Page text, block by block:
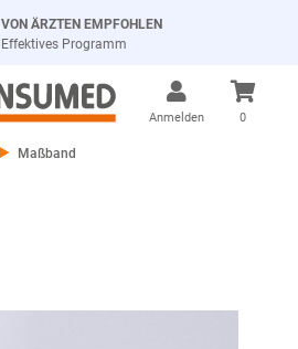
Anmelden 0
VON ÄRZTEN EMPFOHLEN
Effektives Programm
Maßband